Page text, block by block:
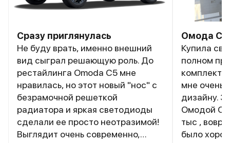
Сразу приглянулась
Не буду врать, именно внешний
вид сыграл решающую роль. До
рестайлинга Omoda C5 мне
нравилась, но этот новый "нос" с
безрамочной решеткой
радиатора и яркая светодиоды
сделали ее просто неотразимой!
Выглядит очень современно,
Омода С5
Купила
полном
мне очень
дизайну.
Омодой С5
тыс ,
было